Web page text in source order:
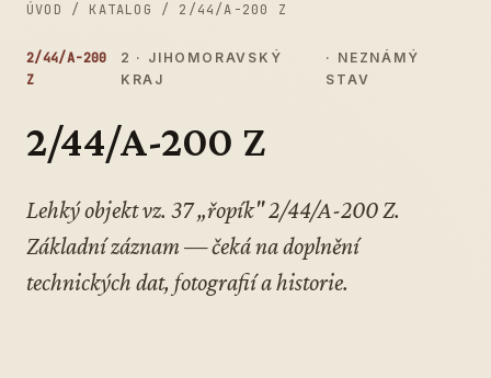
ÚVOD / KATALOG / 2/44/A-200 Z
2/44/A-200
Z
2 · JIHOMORAVSKÝ
KRAJ
· NEZNÁMÝ
STAV
2/44/A-200 Z
Lehký objekt vz. 37 „řopík" 2/44/A-200 Z.
Základní záznam — čeká na doplnění
technických dat, fotografií a historie.